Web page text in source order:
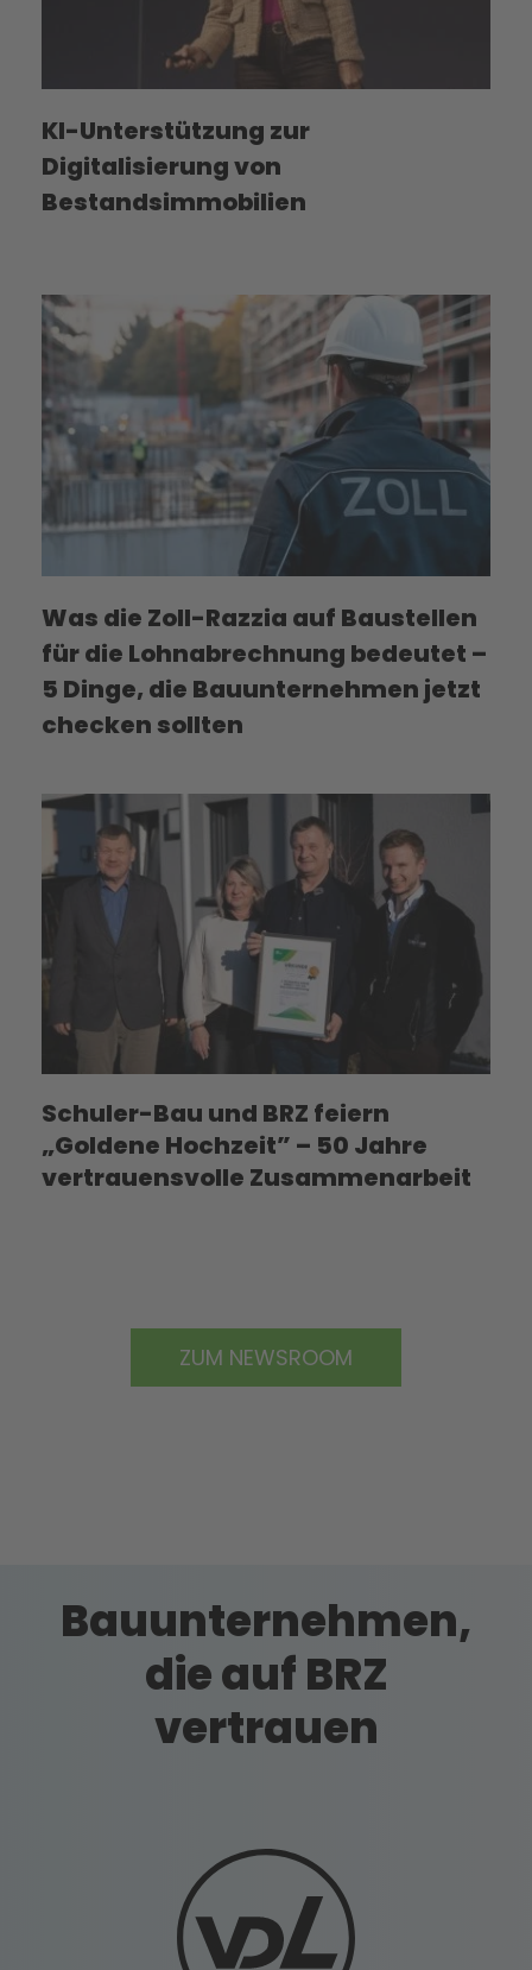
KI-Unterstützung zur
Digitalisierung von
Bestandsimmobilien
Was die Zoll-Razzia auf Baustellen
für die Lohnabrechnung bedeutet –
5 Dinge, die Bauunternehmen jetzt
checken sollten
Schuler-Bau und BRZ feiern
„Goldene Hochzeit” – 50 Jahre
vertrauensvolle Zusammenarbeit
ZUM NEWSROOM
Bauunternehmen,
die auf BRZ
vertrauen